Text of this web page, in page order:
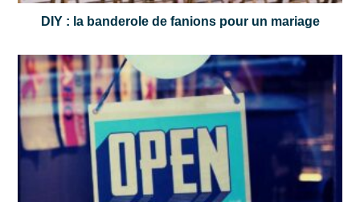
DIY : la banderole de fanions pour un mariage